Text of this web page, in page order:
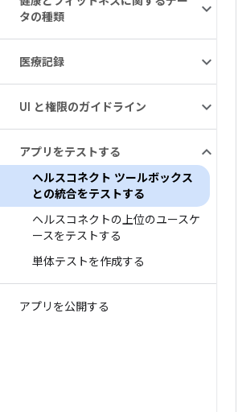
タの種類
医療記録
UI と権限のガイドライン
アプリをテストする
ヘルスコネクト ツールボックス
との統合をテストする
ヘルスコネクトの上位のユースケ
ースをテストする
単体テストを作成する
アプリを公開する